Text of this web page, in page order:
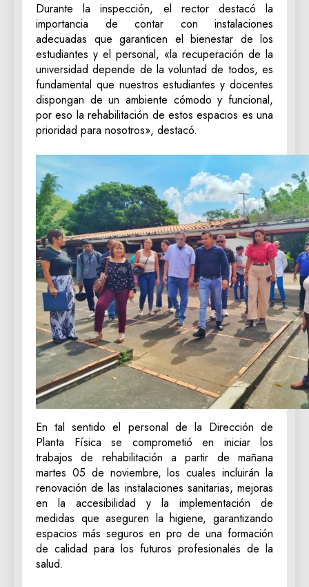
Durante la inspección, el rector destacó la
importancia de contar con instalaciones
adecuadas que garanticen el bienestar de los
estudiantes y el personal, «la recuperación de la
universidad depende de la voluntad de todos, es
fundamental que nuestros estudiantes y docentes
dispongan de un ambiente cómodo y funcional,
por eso la rehabilitación de estos espacios es una
prioridad para nosotros», destacó.
En tal sentido el personal de la Dirección de
Planta Física se comprometió en iniciar los
trabajos de rehabilitación a partir de mañana
martes 05 de noviembre, los cuales incluirán la
renovación de las instalaciones sanitarias, mejoras
en la accesibilidad y la implementación de
medidas que aseguren la higiene, garantizando
espacios más seguros en pro de una formación
de calidad para los futuros profesionales de la
salud.